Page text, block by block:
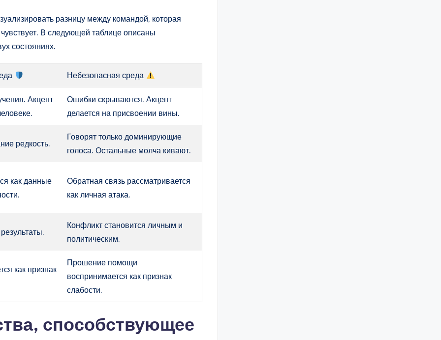
разницу между командой, которая
чувствует. В следующей таблице описаны
состояниях.
Небезопасная среда
Акцент
Ошибки скрываются. Акцент
делается на присвоении вины.
редкость.
Говорят только доминирующие
голоса. Остальные молча кивают.
как данные
Обратная связь рассматривается
как личная атака.
Конфликт становится личным и
политическим.
как признак
Прошение помощи
воспринимается как признак
слабости.
способствующее